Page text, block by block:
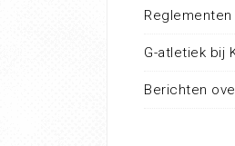
Reglementen
G-atletiek bij
Berichten